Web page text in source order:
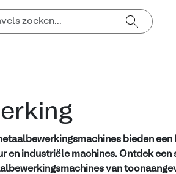
bieden een
en industriële machines. Ontdek
van